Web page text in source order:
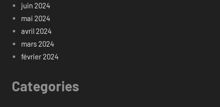
juin 2024
mai 2024
avril 2024
mars 2024
février 2024
Categories